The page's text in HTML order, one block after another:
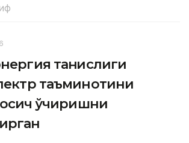
танқислиги
таъминотини
ўчиришни